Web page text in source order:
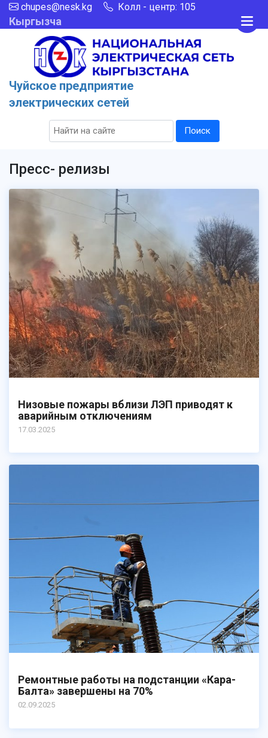
chupes@nesk.kg Колл - центр: 105
Кыргызча
Чуйское предприятие
электрических сетей
Поиск
Пресс- релизы
Низовые пожары вблизи ЛЭП приводят к
аварийным отключениям
17.03.2025
Ремонтные работы на подстанции «Кара-
Балта» завершены на 70%
02.09.2025